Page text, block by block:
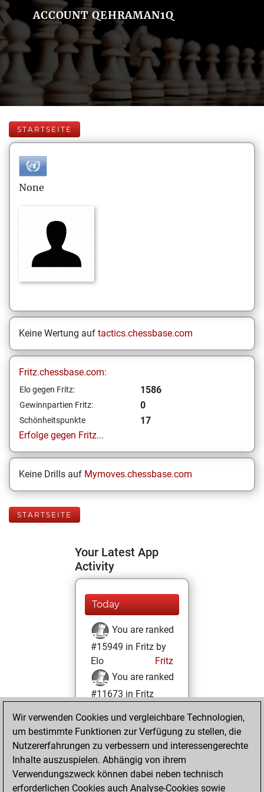
ACCOUNT QEHRAMAN1Q
STARTSEITE
None
Keine Wertung auf tactics.chessbase.com
Fritz.chessbase.com:
Elo gegen Fritz: 1586
Gewinnpartien Fritz: 0
Schönheitspunkte
17
Erfolge gegen Fritz...
Keine Drills auf Mymoves.chessbase.com
STARTSEITE
Your Latest App
Activity
Today
You are ranked
#15949 in Fritz by
Elo
Fritz
You are ranked
#11673 in Fritz
Dienstag, März 12,
2024
You achieved a
BeautyScore of 17
Wir verwenden Cookies und vergleichbare Technologien,
um bestimmte Funktionen zur Verfügung zu stellen, die
Nutzererfahrungen zu verbessern und interessengerechte
Inhalte auszuspielen. Abhängig von ihrem
Verwendungszweck können dabei neben technisch
erforderlichen Cookies auch Analyse-Cookies sowie